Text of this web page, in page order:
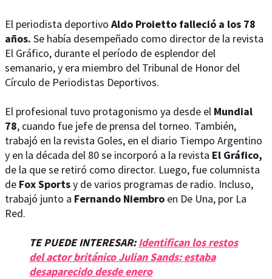
El periodista deportivo Aldo Proietto falleció a los 78
años. Se había desempeñado como director de la revista
El Gráfico, durante el período de esplendor del
semanario, y era miembro del Tribunal de Honor del
Círculo de Periodistas Deportivos.
El profesional tuvo protagonismo ya desde el Mundial
78, cuando fue jefe de prensa del torneo. También,
trabajó en la revista Goles, en el diario Tiempo Argentino
y en la década del 80 se incorporó a la revista El Gráfico,
de la que se retiró como director. Luego, fue columnista
de Fox Sportsy de varios programas de radio. Incluso,
trabajó junto a Fernando Niembro en De Una, por La
Red.
TE PUEDE INTERESAR:Identifican los restos
del actor británico Julian Sands: estaba
desaparecido desde enero